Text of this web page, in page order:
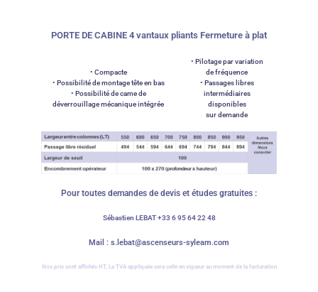
PORTE DE CABINE 4 vantaux pliants Fermeture à plat
• Compacte
• Possibilité de montage tête en bas
• Possibilité de came de
déverrouillage mécanique intégrée
• Pilotage par variation
de fréquence
• Passages libres
intermédiaires
disponibles
sur demande
Pour toutes demandes de devis et études gratuites :
Sébastien LEBAT +33 6 95 64 22 48
Mail : s.lebat@ascenseurs-syleam.com
Nos prix sont affichés HT, La TVA appliquée sera celle en vigueur au moment de la facturation